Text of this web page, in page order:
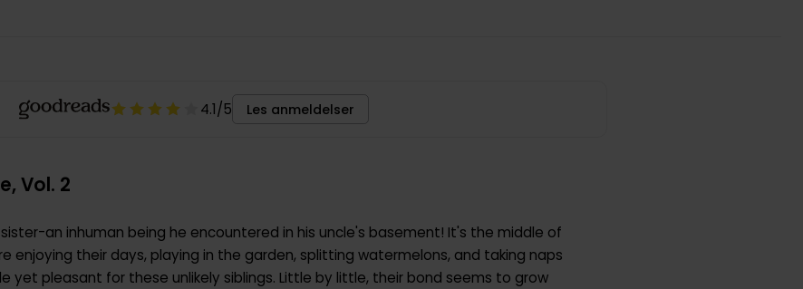
4.1/5 Les anmeldelser
Vol. 2
sister-an inhuman being he encountered in his uncle's basement! It's the middle of
enjoying their days, playing in the garden, splitting watermelons, and taking naps
yet pleasant for these unlikely siblings. Little by little, their bond seems to grow